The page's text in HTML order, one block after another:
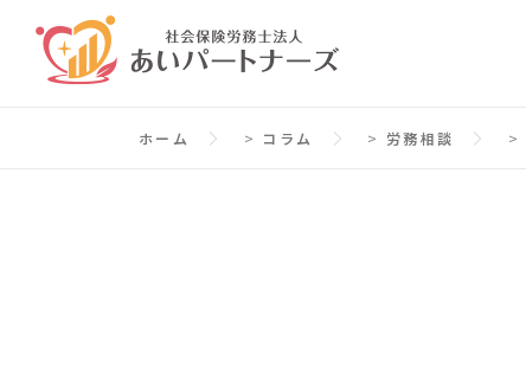
ホーム > コラム > 労務相談 >